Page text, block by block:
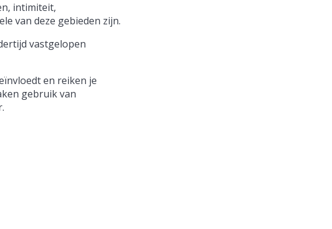
intimiteit,
van deze gebieden zijn.
vastgelopen
en reiken je
gebruik van